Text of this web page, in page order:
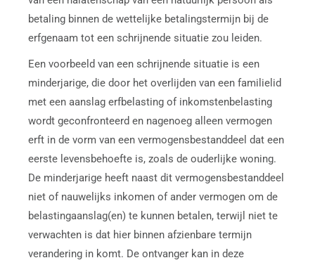
betaling binnen de wettelijke betalingstermijn bij de
erfgenaam tot een schrijnende situatie zou leiden.
Een voorbeeld van een schrijnende situatie is een
minderjarige, die door het overlijden van een familielid
met een aanslag erfbelasting of inkomstenbelasting
wordt geconfronteerd en nagenoeg alleen vermogen
erft in de vorm van een vermogensbestanddeel dat een
eerste levensbehoefte is, zoals de ouderlijke woning.
De minderjarige heeft naast dit vermogensbestanddeel
niet of nauwelijks inkomen of ander vermogen om de
belastingaanslag(en) te kunnen betalen, terwijl niet te
verwachten is dat hier binnen afzienbare termijn
verandering in komt. De ontvanger kan in deze